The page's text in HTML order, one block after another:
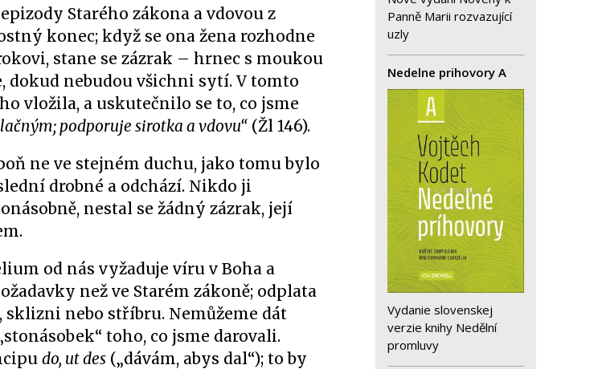
Starého zákona a vdovou z
konec; když se ona žena rozhodne
stane se zázrak – hrnec s moukou
dokud nebudou všichni sytí. V tomto
vložila, a uskutečnilo se to, co jsme
podporuje sirotka a vdovu“ (Žl 146).
ne ve stejném duchu, jako tomu bylo
drobné a odchází. Nikdo ji
nestal se žádný zázrak, její
od nás vyžaduje víru v Boha a
než ve Starém zákoně; odplata
sklizni nebo stříbru. Nemůžeme dát
toho, co jsme darovali.
do, ut des („dávám, abys dal“); to by
Panně Marii rozvazující
uzly
Nedelne prihovory A
Vydanie slovenskej
verzie knihy Nedělní
promluvy